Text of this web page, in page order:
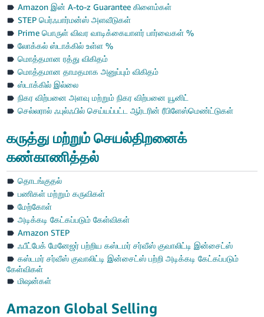
Amazon இன் A-to-z Guarantee கிளைம்கள்
STEP பெர்ஃபார்மன்ஸ் அளவீடுகள்
Prime பொருள் விவர வாடிக்கையாளர் பார்வைகள் %
லோக்கல் ஸ்டாக்கில் உள்ள %
மொத்தமான ரத்து விகிதம்
மொத்தமான தாமதமாக அனுப்பும் விகிதம்
ஸ்டாக்கில் இல்லை
நிகர விற்பனை அளவு மற்றும் நிகர விற்பனை யூனிட்
செல்லரால் ஃபுல்ஃபில் செய்யப்பட்ட ஆர்டரின் ரீபிளேஸ்மெண்ட்டுகள்
கருத்து மற்றும் செயல்திறனைக்
கண்காணித்தல்
தொடங்குதல்
பணிகள் மற்றும் கருவிகள்
மேற்கோள்
அடிக்கடி கேட்கப்படும் கேள்விகள்
Amazon STEP
ஃபீட்பேக் மேனேஜர் பற்றிய கஸ்டமர் சர்வீஸ் குவாலிட்டி இன்சைட்ஸ்
கஸ்டமர் சர்வீஸ் குவாலிட்டி இன்சைட்ஸ் பற்றி அடிக்கடி கேட்கப்படும்
கேள்விகள்
மிஷன்கள்
Amazon Global Selling